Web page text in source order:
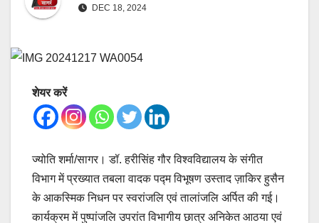
DEC 18, 2024
शेयर करें
ज्योति शर्मा/सागर। डॉ. हरीसिंह गौर विश्वविद्यालय के संगीत
विभाग में प्रख्यात तबला वादक पद्म विभूषण उस्ताद ज़ाकिर हुसैन
के आकस्मिक निधन पर स्वरांजलि एवं तालांजलि अर्पित की गई।
कार्यक्रम में पुष्पांजलि उपरांत विभागीय छात्र अनिकेत आठया एवं